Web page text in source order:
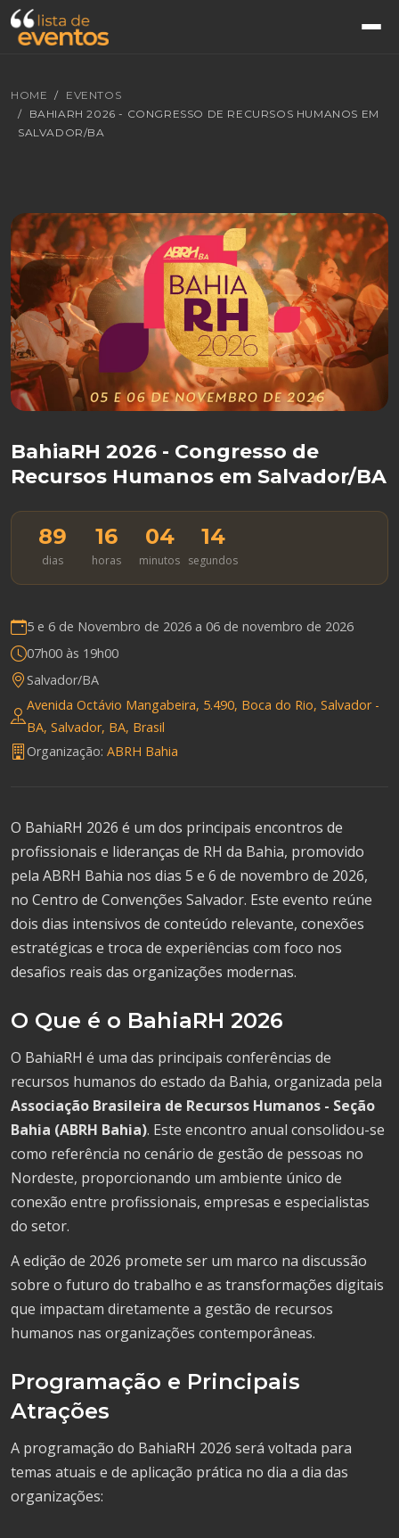
HOME
EVENTOS
BAHIARH 2026 - CONGRESSO DE RECURSOS HUMANOS EM
SALVADOR/BA
BahiaRH 2026 - Congresso de
Recursos Humanos em Salvador/BA
89
dias
16
horas
04
minutos
13
segundos
5 e 6 de Novembro de 2026 a 06 de novembro de 2026
07h00 às 19h00
Salvador/BA
Avenida Octávio Mangabeira, 5.490, Boca do Rio, Salvador -
BA, Salvador, BA, Brasil
Organização: ABRH Bahia
O BahiaRH 2026 é um dos principais encontros de
profissionais e lideranças de RH da Bahia, promovido
pela ABRH Bahia nos dias 5 e 6 de novembro de 2026,
no Centro de Convenções Salvador. Este evento reúne
dois dias intensivos de conteúdo relevante, conexões
estratégicas e troca de experiências com foco nos
desafios reais das organizações modernas.
O Que é o BahiaRH 2026
O BahiaRH é uma das principais conferências de
recursos humanos do estado da Bahia, organizada pela
Associação Brasileira de Recursos Humanos - Seção
Bahia (ABRH Bahia). Este encontro anual consolidou-se
como referência no cenário de gestão de pessoas no
Nordeste, proporcionando um ambiente único de
conexão entre profissionais, empresas e especialistas
do setor.
A edição de 2026 promete ser um marco na discussão
sobre o futuro do trabalho e as transformações digitais
que impactam diretamente a gestão de recursos
humanos nas organizações contemporâneas.
Programação e Principais
Atrações
A programação do BahiaRH 2026 será voltada para
temas atuais e de aplicação prática no dia a dia das
organizações: